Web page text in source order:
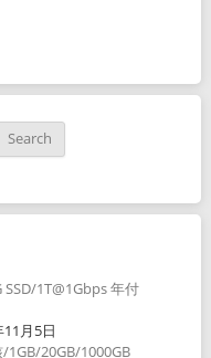
1T@1Gbps 年付
月5日
1GB/20GB/1000GB